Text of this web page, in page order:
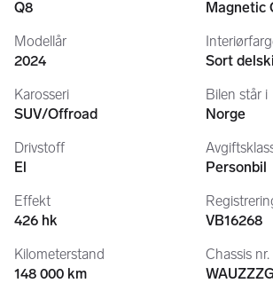
-Apple Carplay
For mer info ta kontakt med Ove Bjørnstad
• Nedbet. over 10 år:
3 372,- pr. mnd.
• Nedbet. over   7 år:
4 412,- pr. mnd.
• Nedbet. over   5 år:
5 813,- pr. mnd.
• Nedbet. over   3 år:
9 102,- pr. mnd.
finansieringspartneres rente. Dette er kun
kontakt oss for nøyaktig pris.
Q8
Modellår
2024
Karosseri
SUV/Offroad
Drivstoff
El
Effekt
426 hk
Kilometerstand
148 000 km
Magnetic
Sort
Bilen står i
Norge
Personbil
VB16268
Chassis